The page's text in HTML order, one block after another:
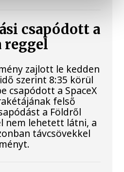
csapódott a
reggel
zajlott le kedden
szerint 8:35 körül
csapódott a SpaceX
felső
a Földről
nem lehetett látni, a
távcsövekkel